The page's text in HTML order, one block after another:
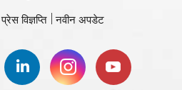
प्रेस विज्ञप्ति नवीन अपडेट